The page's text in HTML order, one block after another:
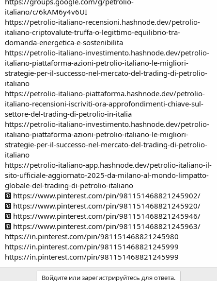
italiano/c/6kAM6y4v6UI
https://petrolio-italiano-recensioni.hashnode.dev/petrolio-
italiano-criptovalute-truffa-o-legittimo-equilibrio-tra-
domanda-energetica-e-sostenibilita
https://petrolio-italiano-investimento.hashnode.dev/petrolio-
italiano-piattaforma-azioni-petrolio-italiano-le-migliori-
strategie-per-il-successo-nel-mercato-del-trading-di-petrolio-
italiano
https://petrolio-italiano-piattaforma.hashnode.dev/petrolio-
italiano-recensioni-iscriviti-ora-approfondimenti-chiave-sul-
settore-del-trading-di-petrolio-in-italia
https://petrolio-italiano-investimento.hashnode.dev/petrolio-
italiano-piattaforma-azioni-petrolio-italiano-le-migliori-
strategie-per-il-successo-nel-mercato-del-trading-di-petrolio-
italiano
https://petrolio-italiano-app.hashnode.dev/petrolio-italiano-il-
sito-ufficiale-aggiornato-2025-da-milano-al-mondo-limpatto-
globale-del-trading-di-petrolio-italiano
https://www.pinterest.com/pin/981151468821245902/
https://www.pinterest.com/pin/981151468821245920/
https://www.pinterest.com/pin/981151468821245946/
https://www.pinterest.com/pin/981151468821245963/
https://in.pinterest.com/pin/981151468821245980
https://in.pinterest.com/pin/981151468821245999
https://in.pinterest.com/pin/981151468821245999
Войдите или зарегистрируйтесь для ответа.